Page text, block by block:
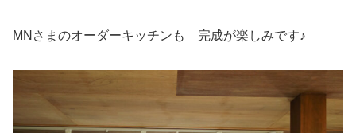
MNさまのオーダーキッチンも 完成が楽しみです♪